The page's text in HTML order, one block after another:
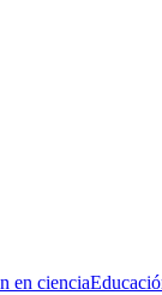
en ciencia